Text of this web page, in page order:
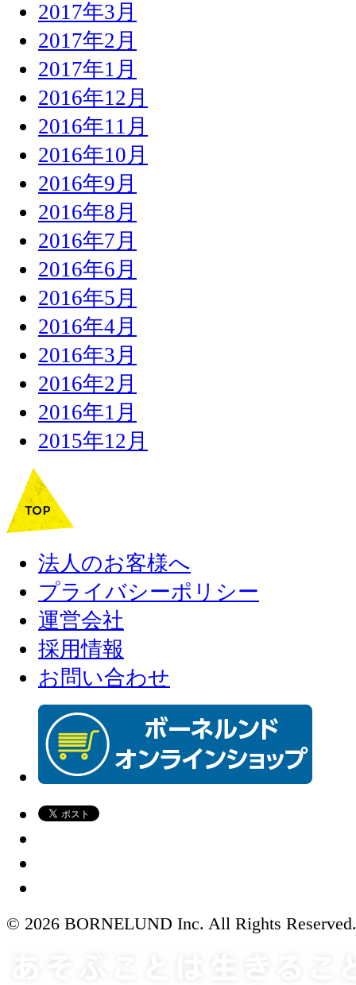
2017年3月
2017年2月
2017年1月
2016年12月
2016年11月
2016年10月
2016年9月
2016年8月
2016年7月
2016年6月
2016年5月
2016年4月
2016年3月
2016年2月
2016年1月
2015年12月
法人のお客様へ
プライバシーポリシー
運営会社
採用情報
お問い合わせ
© 2026 BORNELUND Inc. All Rights Reserved.